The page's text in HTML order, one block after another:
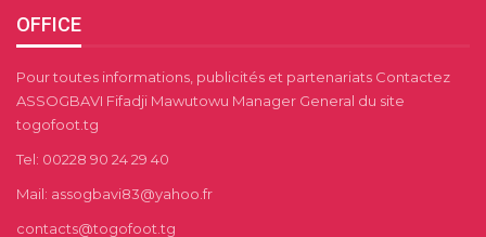
OFFICE
Pour toutes informations, publicités et partenariats Contactez
ASSOGBAVI Fifadji Mawutowu Manager General du site
togofoot.tg
Tel: 00228 90 24 29 40
Mail: assogbavi83@yahoo.fr
contacts@togofoot.tg